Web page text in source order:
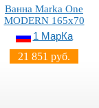
Ванна Marka One
MODERN 165x70
1 МарКа
21 851 руб.